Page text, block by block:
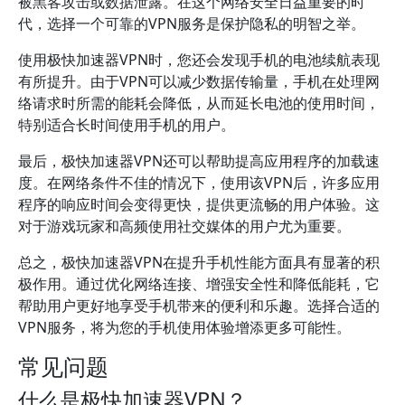
代，选择一个可靠的VPN服务是保护隐私的明智之举。
使用极快加速器VPN时，您还会发现手机的电池续航表现
有所提升。由于VPN可以减少数据传输量，手机在处理网
络请求时所需的能耗会降低，从而延长电池的使用时间，
特别适合长时间使用手机的用户。
最后，极快加速器VPN还可以帮助提高应用程序的加载速
度。在网络条件不佳的情况下，使用该VPN后，许多应用
程序的响应时间会变得更快，提供更流畅的用户体验。这
对于游戏玩家和高频使用社交媒体的用户尤为重要。
总之，极快加速器VPN在提升手机性能方面具有显著的积
极作用。通过优化网络连接、增强安全性和降低能耗，它
帮助用户更好地享受手机带来的便利和乐趣。选择合适的
VPN服务，将为您的手机使用体验增添更多可能性。
常见问题